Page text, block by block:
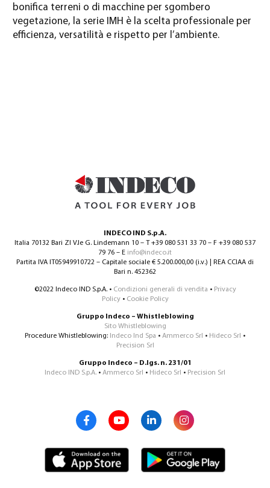
bonifica terreni o di macchine per sgombero
vegetazione, la serie IMH è la scelta professionale per
efficienza, versatilità e rispetto per l’ambiente.
INDECO IND S.p.A.
Italia 70132 Bari ZI V.le G. Lindemann 10 – T +39 080 531 33 70 – F +39 080 537
79 76 – E info@indeco.it
Partita IVA IT05949910722 – Capitale sociale € 5.200.000,00 (i.v.) | REA CCIAA di
Bari n. 452362
©2022 Indeco IND S.p.A. • Condizioni generali di vendita • Privacy
Policy• Cookie Policy
Gruppo Indeco – Whistleblowing
Sito Whistleblowing
Procedure Whistleblowing: Indeco Ind Spa • Ammerco Srl • Hideco Srl •
Precision Srl
Gruppo Indeco – D.lgs. n. 231/01
Indeco IND S.p.A. • Ammerco Srl • Hideco Srl • Precision Srl